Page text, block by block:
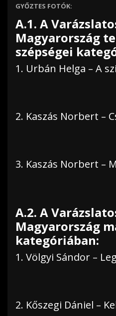
GYŐZTES FOTÓK:
A.1. A
Magyarország
szépségei
1. Urbán Helga – A
2. Kaszás Norbert –
3. Kaszás Norbert –
A.2. A
Magyarország
kategóriában:
1. Völgyi Sándor –
2. Kőszegi Dániel –